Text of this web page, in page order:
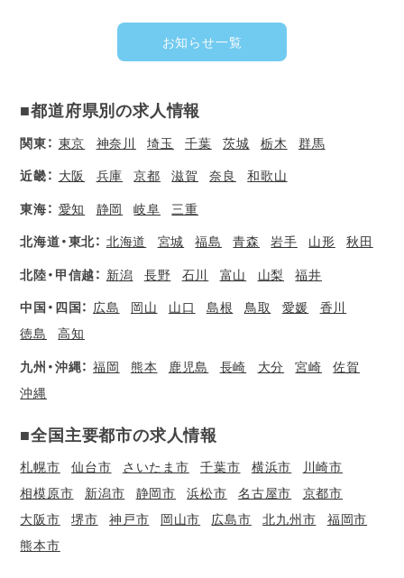
お知らせ一覧
■都道府県別の求人情報
関東： 東京 神奈川 埼玉 千葉 茨城 栃木 群馬
近畿： 大阪 兵庫 京都 滋賀 奈良 和歌山
東海： 愛知 静岡 岐阜 三重
北海道・東北： 北海道 宮城 福島 青森 岩手 山形 秋田
北陸・甲信越： 新潟 長野 石川 富山 山梨 福井
中国・四国： 広島 岡山 山口 島根 鳥取 愛媛
香川
徳島
高知
九州・沖縄： 福岡 熊本 鹿児島 長崎 大分 宮崎
佐賀
沖縄
■全国主要都市の求人情報
札幌市 仙台市 さいたま市 千葉市 横浜市
川崎市
相模原市
新潟市 静岡市 浜松市 名古屋市
京都市
大阪市
堺市 神戸市 岡山市 広島市 北九州市
福岡市
熊本市